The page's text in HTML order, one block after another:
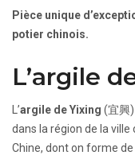
Pièce unique
potier chinois.
L’argile
L’argile de Yixing (宜興
dans la région de la
Chine, dont on forme